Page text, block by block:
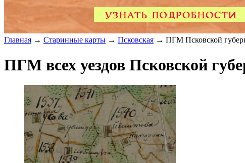
Главная → Старинные карты → Псковская → ПГМ Псковской
ПГМ всех уездов Псковской